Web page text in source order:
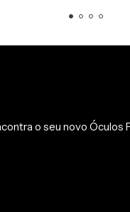
o seu novo Óculos